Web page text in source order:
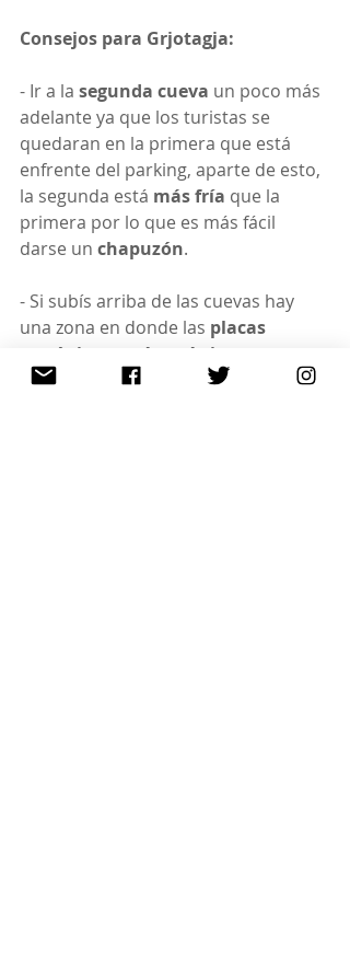
Consejos para Grjotagja:
- Ir a la segunda cueva un poco más
adelante ya que los turistas se
quedaran en la primera que está
enfrente del parking, aparte de esto,
la segunda está más fría que la
primera por lo que es más fácil
darse un chapuzón.
- Si subís arriba de las cuevas hay
una zona en donde las placas
tectónicas están más juntas
podréis poner un pie en cada una.